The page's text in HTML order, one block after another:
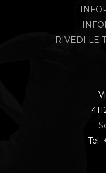
RIVEDI LE
Tel.